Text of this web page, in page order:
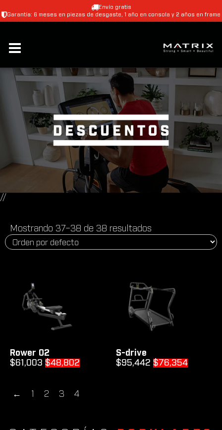
Envío gratis
Garantía: 6 meses en piezas de desgaste, 1 año en consola y 2 años en frame
//
Mostrando 37–38 de 38 resultados
Rower 02
$61,003 Original
$61,003.
$48,802
S-drive
$95,442 Original
$76,354Current
← 1 2 3 4